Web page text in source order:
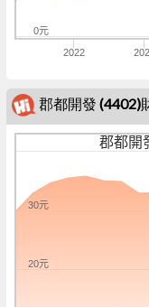
2022
0元
郡都開發 (4402)
郡都開
20元
30元